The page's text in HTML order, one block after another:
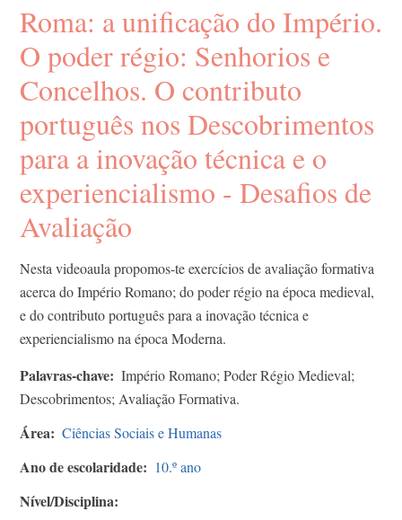
Roma: a unificação do Império.
O poder régio: Senhorios e
Concelhos. O contributo
português nos Descobrimentos
para a inovação técnica e o
experiencialismo - Desafios de
Avaliação
Nesta videoaula propomos-te exercícios de avaliação formativa
acerca do Império Romano; do poder régio na época medieval,
e do contributo português para a inovação técnica e
experiencialismo na época Moderna.
Palavras-chave
Império Romano; Poder Régio Medieval;
Descobrimentos; Avaliação Formativa.
Área Ciências Sociais e Humanas
Ano de escolaridade 10.º ano
Nível/Disciplina